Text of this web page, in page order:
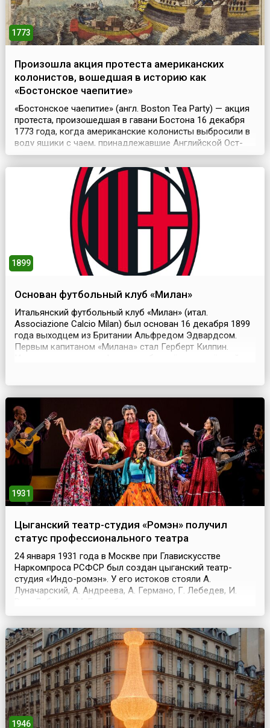
1773
Произошла акция протеста американских
колонистов, вошедшая в историю как
«Бостонское чаепитие»
«Бостонское чаепитие» (англ. Boston Tea Party) — акция
протеста, произошедшая в гавани Бостона 16 декабря
1773 года, когда американские колонисты выбросили в
воду ящики с чаем, принадлежавшие Английской Ост-
Индской компании, в знак протеста против введенного
Великобританией налога на чай.В 1698 году Английский
парламент дал Английской Ост-Индской компании
монополию на поставку чая в Великобрит...
1899
Основан футбольный клуб «Милан»
Итальянский футбольный клуб «Милан» (итал.
Associazione Calcio Milan) был основан 16 декабря 1899
года выходцем из Британии Альфредом Эдвардсом.
Первым капитаном «Милана» стал Герберт Килпин.
с изо...
1931
Цыганский театр-студия «Ромэн» получил
статус профессионального театра
24 января 1931 года в Москве при Главискусстве
Наркомпроса РСФСР был создан цыганский театр-
студия «Индо-ромэн». У его истоков стояли А.
Луначарский, А. Андреева, А. Германо, Г. Лебедев, И.
организационной группы был В. Мейерхольд. В апреле
театра-студии. А 16 декабря 1931 года «Ромэн» стал
профессиональн...
1946